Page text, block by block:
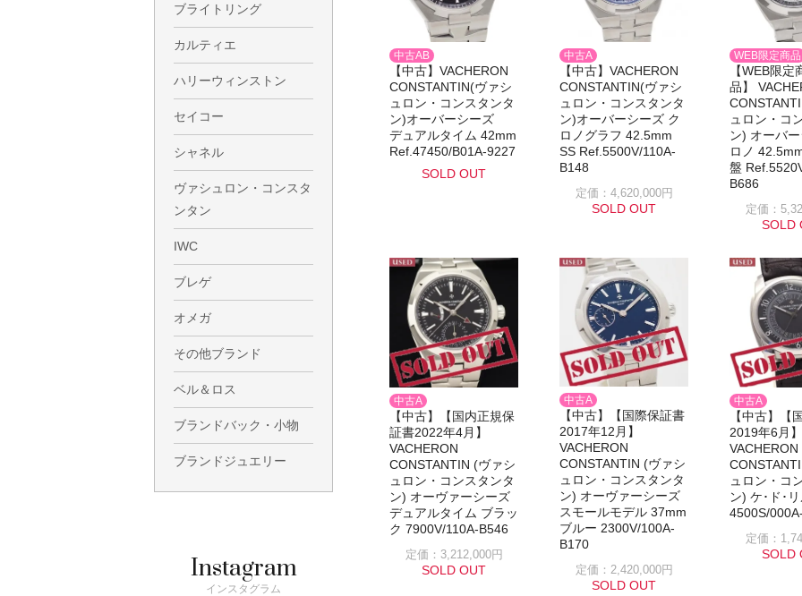
中古AB
【中古】VACHERON
CONSTANTIN(ヴァシ
ュロン・コンスタンタ
ン)オーバーシーズ
デュアルタイム 42mm
Ref.47450/B01A-9227
SOLD OUT
中古A
【中古】VACHERON
CONSTANTIN(ヴァシ
ュロン・コンスタンタ
ン)オーバーシーズ ク
ロノグラフ 42.5mm
SS Ref.5500V/110A-
B148
定価：4,620,000円
SOLD OUT
WEB限定商品
【WEB限定
品】
ュロン・コ
ン) オーバ
ロノ
盤
B686
定価：
SOLD
中古A
【中古】【国内正規保
証書2022年4月】
VACHERON
CONSTANTIN (ヴァシ
ュロン・コンスタンタ
ン) オーヴァーシーズ
デュアルタイム ブラッ
ク 7900V/110A-B546
定価：3,212,000円
SOLD OUT
中古A
【中古】【国際保証書
2017年12月】
VACHERON
CONSTANTIN (ヴァシ
ュロン・コンスタンタ
ン) オーヴァーシーズ
スモールモデル 37mm
ブルー 2300V/100A-
B170
定価：2,420,000円
SOLD OUT
中古A
【中古】【
2019年6月】
VACHERON
ュロン・コ
ン) ケ･ド･
4500S/
定価：
SOLD
ブライトリング
カルティエ
ハリーウィンストン
セイコー
シャネル
ヴァシュロン・コンスタ
ンタン
IWC
ブレゲ
オメガ
その他ブランド
ベル＆ロス
ブランドバック・小物
ブランドジュエリー
Instagram
インスタグラム